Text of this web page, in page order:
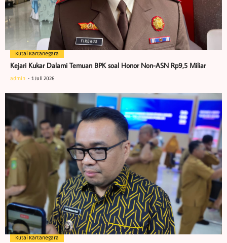
Kutai Kartanegara
Kejari Kukar Dalami Temuan BPK soal Honor Non-ASN Rp9,5 Miliar
admin 1 Juli 2026
Kutai Kartanegara